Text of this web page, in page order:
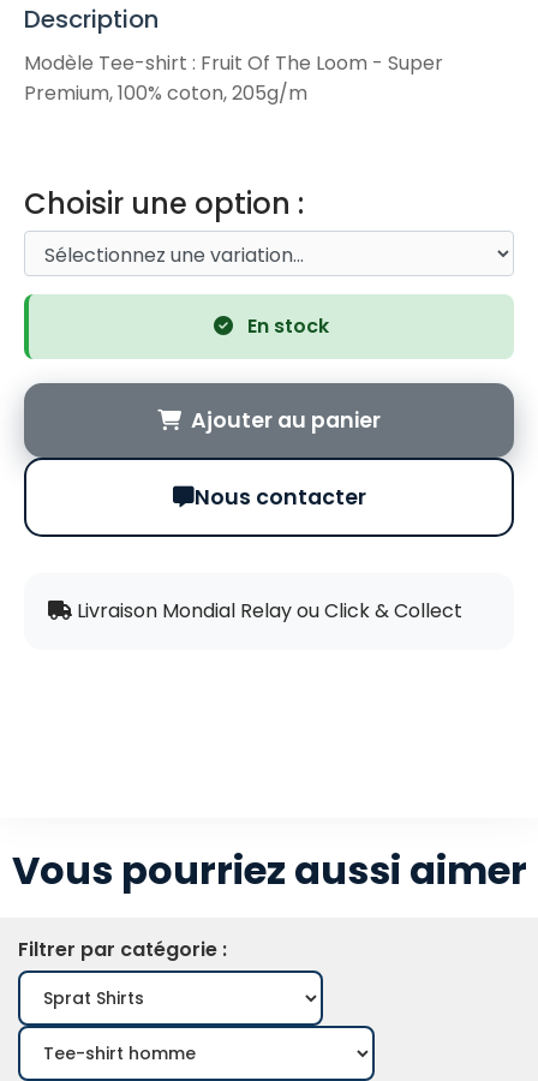
Description
Modèle Tee-shirt : Fruit Of The Loom - Super
Premium, 100% coton, 205g/m
Choisir une option :
En stock
Ajouter au panier
Nous contacter
Livraison Mondial Relay ou Click & Collect
Vous pourriez aussi aimer
Filtrer par catégorie :